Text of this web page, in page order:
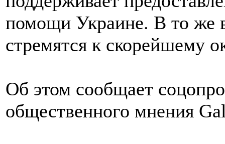
помощи Украине. В то же
стремятся к скорейшему
Об этом сообщает
общественного мнения